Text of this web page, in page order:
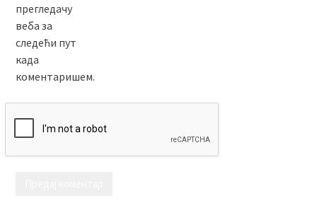
прегледачу
веба за
следећи пут
када
коментаришем.